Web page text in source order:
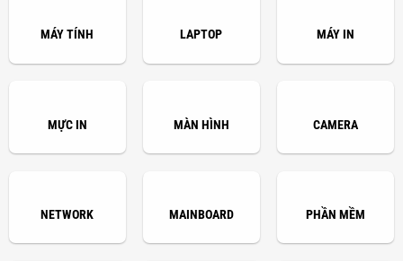
MÁY TÍNH LAPTOP MÁY IN
MỰC IN MÀN HÌNH CAMERA
NETWORK MAINBOARD PHẦN MỀM